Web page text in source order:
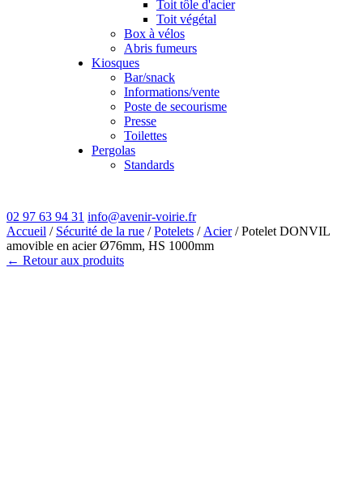
Toit tôle d'acier
Toit végétal
Box à vélos
Abris fumeurs
Kiosques
Bar/snack
Informations/vente
Poste de secourisme
Presse
Toilettes
Pergolas
Standards
02 97 63 94 31 info@avenir-voirie.fr
Accueil / Sécurité de la rue /Potelets / Acier/ Potelet DONVIL
amovible en acier Ø76mm, HS 1000mm
← Retour aux produits